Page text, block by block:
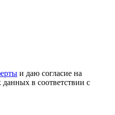
и даю согласие на
в соответствии с